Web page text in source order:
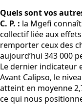
Quels sont vos
C. P. : la Mgefi
collectif liée aux
remporter ceux des
aujourd’hui 343 000
Le dernier indicateur
Avant Calipso, le
atteint en moyenne
ce qui nous